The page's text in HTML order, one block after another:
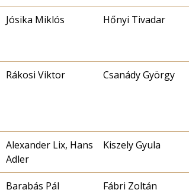
Jósika Miklós Hőnyi Tivadar
Rákosi Viktor Csanády György
Alexander Lix, Hans
Adler
Kiszely Gyula
Barabás Pál Fábri Zoltán